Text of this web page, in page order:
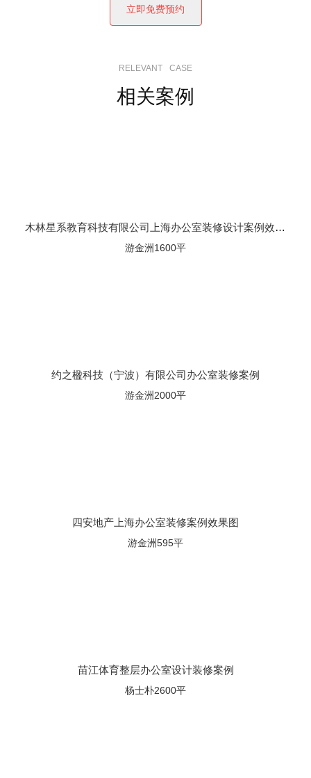
RELEVANT CASE
相关案例
木林星系教育科技有限公司上海办公室装修设计案例效果图
游金洲1600平
约之楹科技（宁波）有限公司办公室装修案例
游金洲2000平
四安地产上海办公室装修案例效果图
游金洲595平
苗江体育整层办公室设计装修案例
杨士朴2600平